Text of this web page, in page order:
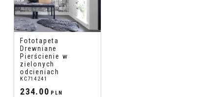
Fototapeta
Drewniane
Pierścienie w
zielonych
odcieniach
KC714241
234.00 PLN